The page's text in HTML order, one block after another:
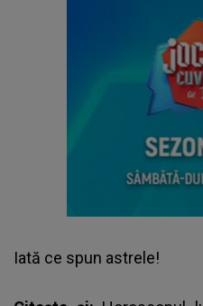
Iată ce spun astrele!